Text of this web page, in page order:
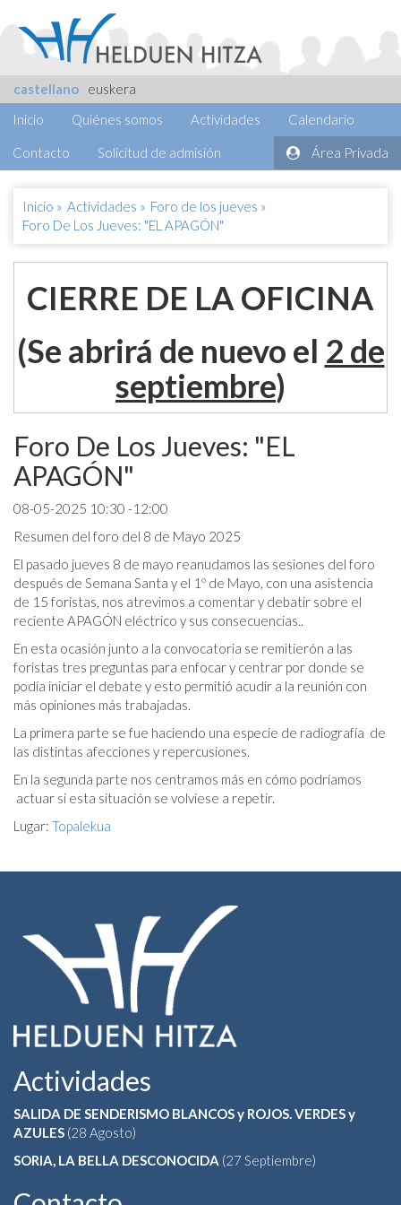
castellano
euskera
Inicio
Quiénes somos Actividades Calendario
Contacto Solicitud de admisión Área Privada
Inicio » Actividades » Foro de los jueves »
Foro De Los Jueves: "EL APAGÓN"
CIERRE DE LA OFICINA
(Se abrirá de nuevo el 2 de
septiembre)
Foro De Los Jueves: "EL
APAGÓN"
08-05-2025 10:30 -12:00
Resumen del foro del 8 de Mayo 2025
El pasado jueves 8 de mayo reanudamos las sesiones del foro
después de Semana Santa y el 1º de Mayo, con una asistencia
de 15 foristas, nos atrevimos a comentar y debatir sobre el
reciente APAGÓN eléctrico y sus consecuencias..
En esta ocasión junto a la convocatoria se remitierón a las
foristas tres preguntas para enfocar y centrar por donde se
podía iniciar el debate y esto permitió acudir a la reunión con
más opiniones más trabajadas.
La primera parte se fue haciendo una especie de radiografía de
las distintas afecciones y repercusiones.
En la segunda parte nos centramos más en cómo podríamos
actuar si esta situación se volviese a repetir.
Lugar: Topalekua
Actividades
SALIDA DE SENDERISMO BLANCOS y ROJOS. VERDES y
AZULES (28 Agosto)
SORIA, LA BELLA DESCONOCIDA (27 Septiembre)